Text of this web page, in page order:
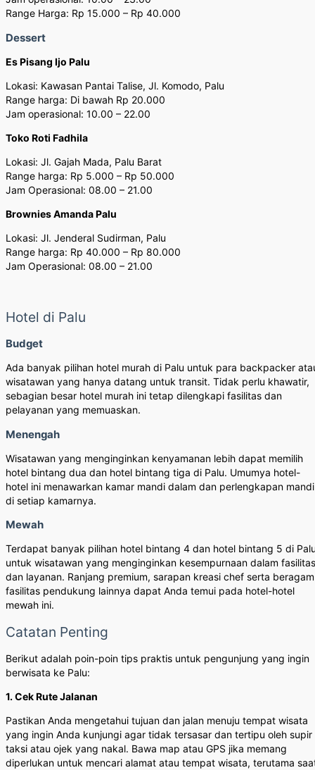
Range Harga: Rp 15.000 – Rp 40.000
Dessert
Es Pisang Ijo Palu
Lokasi: Kawasan Pantai Talise, Jl. Komodo, Palu
Range harga: Di bawah Rp 20.000
Jam operasional: 10.00 – 22.00
Toko Roti Fadhila
Lokasi: Jl. Gajah Mada, Palu Barat
Range harga: Rp 5.000 – Rp 50.000
Jam Operasional: 08.00 – 21.00
Brownies Amanda Palu
Lokasi: Jl. Jenderal Sudirman, Palu
Range harga: Rp 40.000 – Rp 80.000
Jam Operasional: 08.00 – 21.00
Hotel di Palu
Budget
Ada banyak pilihan hotel murah di Palu untuk para backpacker
wisatawan yang hanya datang untuk transit. Tidak perlu khawatir,
sebagian besar hotel murah ini tetap dilengkapi fasilitas dan
pelayanan yang memuaskan.
Menengah
Wisatawan yang menginginkan kenyamanan lebih dapat memilih
hotel bintang dua dan hotel bintang tiga di Palu. Umumya hotel-
hotel ini menawarkan kamar mandi dalam dan perlengkapan mandi
di setiap kamarnya.
Mewah
Terdapat banyak pilihan hotel bintang 4 dan hotel bintang 5 di
untuk wisatawan yang menginginkan kesempurnaan dalam fasilitas
dan layanan. Ranjang premium, sarapan kreasi chef serta beragam
fasilitas pendukung lainnya dapat Anda temui pada hotel-hotel
mewah ini.
Catatan Penting
Berikut adalah poin-poin tips praktis untuk pengunjung yang ingin
berwisata ke Palu:
1. Cek Rute Jalanan
Pastikan Anda mengetahui tujuan dan jalan menuju tempat wisata
yang ingin Anda kunjungi agar tidak tersasar dan tertipu oleh supir
taksi atau ojek yang nakal. Bawa map atau GPS jika memang
diperlukan untuk mencari alamat atau tempat wisata, terutama